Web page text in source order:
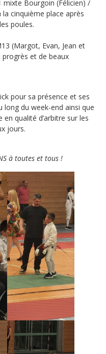
mixte Bourgoin (Félicien) /
cinquième place après
poules.
(Margot, Evan, Jean et
et de beaux
pour sa présence et ses
long du week-end ainsi que
en qualité d’arbitre sur les
jours.
à toutes et tous !